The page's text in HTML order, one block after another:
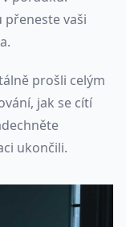
přeneste vaši
prošli celým
jak se cítí
ukončili.